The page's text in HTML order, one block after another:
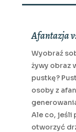
Afantazja
Wyobraź
żywy obraz
pustkę?
osoby z
Ale co, jeśli
otworzyć